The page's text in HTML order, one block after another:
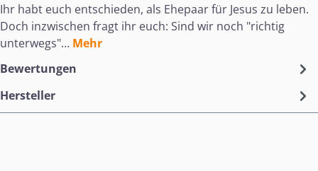
Ihr habt euch entschieden, als Ehepaar für Jesus zu leben.
Doch inzwischen fragt ihr euch: Sind wir noch "richtig
unterwegs"… Mehr
Bewertungen
Hersteller